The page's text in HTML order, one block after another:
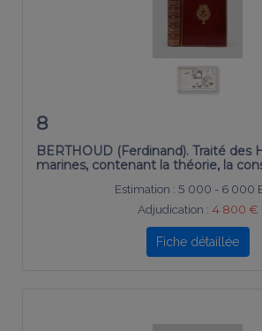
8
BERTHOUD (Ferdinand). Traité des
marines, contenant la théorie, la
Estimation : 5 000 - 6 000
Adjudication : 4 800 €
Fiche détaillée